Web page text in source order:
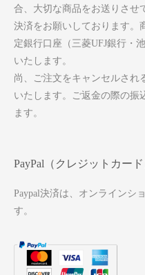
合、大切な商品をお送りさせ
決済をお願いしております。
定銀行口座（三菱UFJ銀行・
いたします。
尚、ご注文をキャンセルされ
いたします。ご返金の際の振
ます。
PayPal（クレジットカード
Paypal決済は、オンラインシ
す。